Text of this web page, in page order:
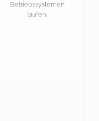
Betriebssystemen
laufen.